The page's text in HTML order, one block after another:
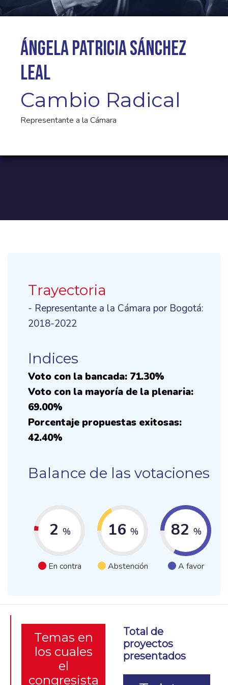
Ángela Patricia Sánchez
Leal
Cambio Radical
Representante a la Cámara
Trayectoria
- Representante a la Cámara por Bogotá:
2018-2022
Indices
Voto con la bancada: 71.30%
Voto con la mayoría de la plenaria:
69.00%
Porcentaje propuestas exitosas:
42.40%
Balance de las votaciones
2 %
En contra
16 %
Abstención
82 %
A favor
Temas en
los cuales
el
congresista
Total de
proyectos
presentados